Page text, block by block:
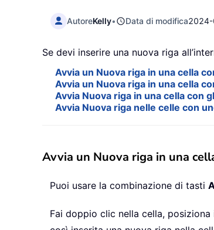
AutoreKelly• Data di modifica
Se devi inserire una nuova riga
Avvia un Nuova riga in una cella
Avvia un Nuova riga in una cella
Avvia Nuova riga in una cella con
Avvia Nuova riga nelle celle con
Avvia un Nuova riga in una
Puoi usare la combinazione di tasti
Fai doppio clic nella cella,